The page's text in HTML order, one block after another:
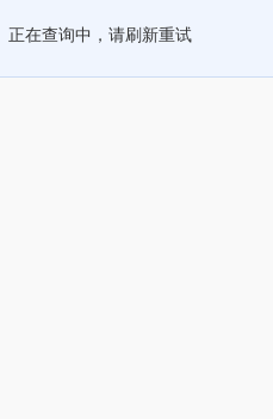
正在查询中，请刷新重试